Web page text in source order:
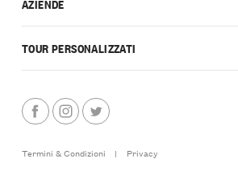
AZIENDE
TOUR PERSONALIZZATI
Termini & Condizioni |
Privacy